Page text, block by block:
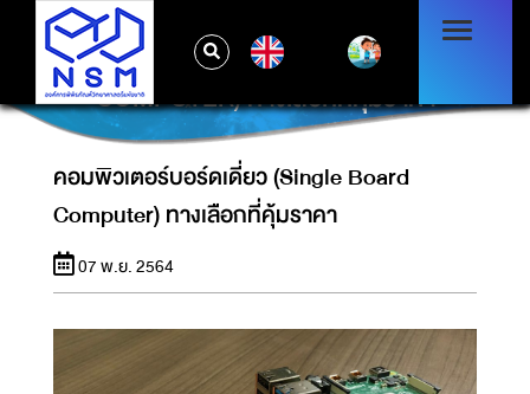
คอมพิวเตอร์บอร์ดเดี่ยว (SINGLE BOARD
COMPUTER) ทางเลือกที่คุ้มราคา
คอมพิวเตอร์บอร์ดเดี่ยว (Single Board
Computer) ทางเลือกที่คุ้มราคา
07 พ.ย. 2564